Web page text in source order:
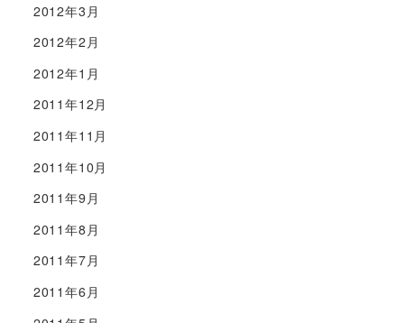
2012年3月
2012年2月
2012年1月
2011年12月
2011年11月
2011年10月
2011年9月
2011年8月
2011年7月
2011年6月